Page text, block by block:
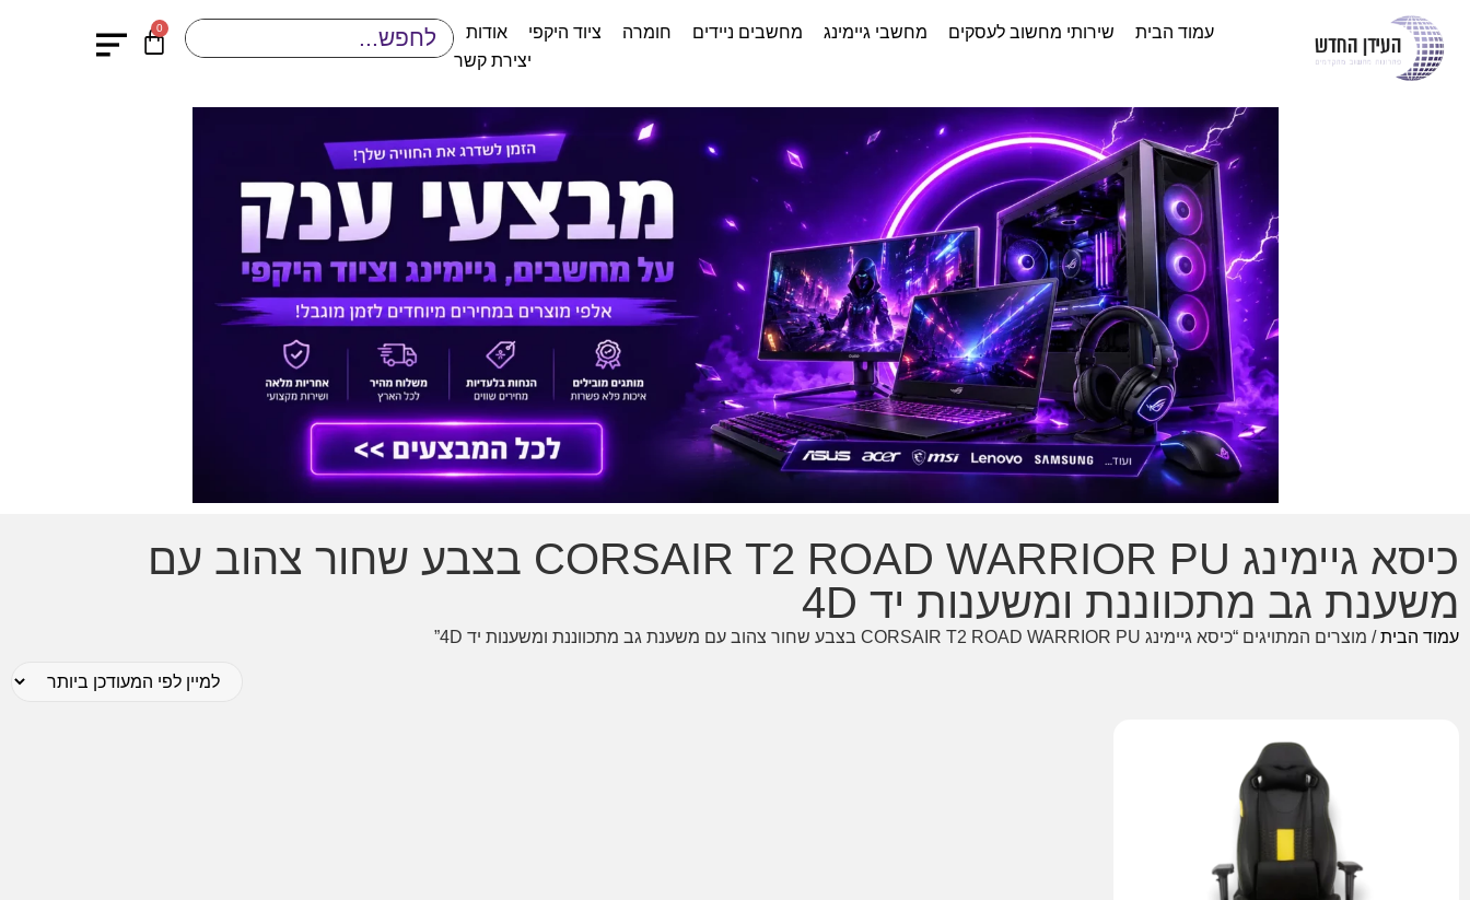
עמוד הבית שירותי מחשוב לעסקים מחשבי גיימינג מחשבים ניידים חומרה ציוד היקפי
אודות
יצירת קשר
0
כיסא גיימינג CORSAIR T2 ROAD WARRIOR PU בצבע שחור צהוב עם
משענת גב מתכווננת ומשענות יד 4D
עמוד הבית/ מוצרים המתויגים “כיסא גיימינג CORSAIR T2 ROAD WARRIOR PU בצבע שחור צהוב עם משענת גב מתכווננת ומשענות יד 4D”